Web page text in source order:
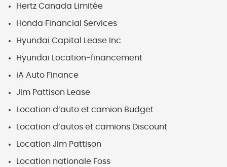
Hertz Canada Limitée
Honda Financial Services
Hyundai Capital Lease Inc
Hyundai Location-financement
iA Auto Finance
Jim Pattison Lease
Location d’auto et camion Budget
Location d’autos et camions Discount
Location Jim Pattison
Location nationale Foss